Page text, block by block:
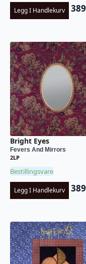
Legg I Handlekurv 389
Bright Eyes
Fevers And Mirrors
2LP
Bestillingsvare
Legg I Handlekurv 389